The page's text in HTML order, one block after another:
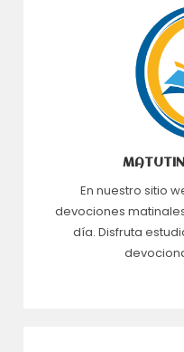
En nuestro sitio
devociones
día. Disfruta